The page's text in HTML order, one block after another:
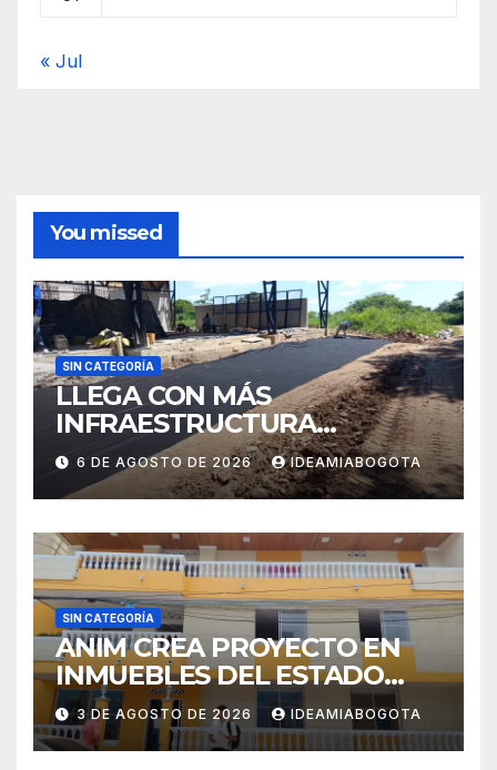
« Jul
You missed
SIN CATEGORÍA
LLEGA CON MÁS
INFRAESTRUCTURA
EDUCATIVA A MAJAGUAL
SUCRE
6 DE AGOSTO DE 2026 IDEAMIABOGOTA
SIN CATEGORÍA
ANIM CREA PROYECTO EN
INMUEBLES DEL ESTADO
PARA VIVIENDA A MADRES
CABEZA DE FAMILIA
3 DE AGOSTO DE 2026 IDEAMIABOGOTA